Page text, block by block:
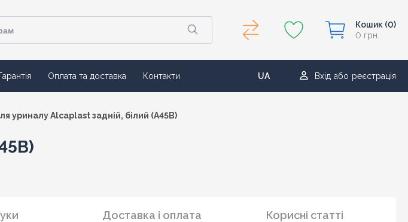
Кошик (0)
0 грн.
Гарантія Оплата та доставка Контакти
UA
RU
Вхід або реєстрація
уриналу Alcaplast задній, білий (A45B)
Доставка і оплата Корисні статті